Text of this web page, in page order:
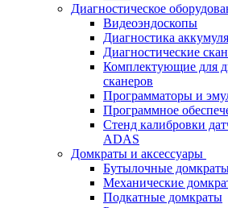
Диагностическое
Видеоэндоскопы
Диагностика
Диагностические
Комплектующие для
сканеров
Программаторы и
Программное
Стенд калибровки
ADAS
Домкраты и аксессуары
Бутылочные
Механические
Подкатные домкраты